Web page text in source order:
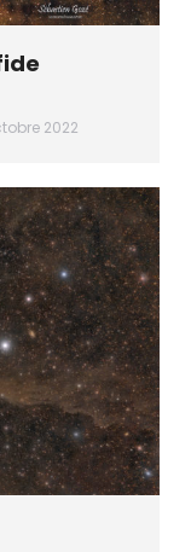
2022